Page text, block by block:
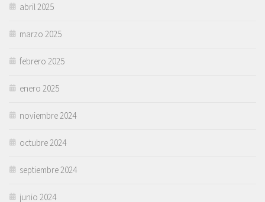
abril 2025
marzo 2025
febrero 2025
enero 2025
noviembre 2024
octubre 2024
septiembre 2024
junio 2024